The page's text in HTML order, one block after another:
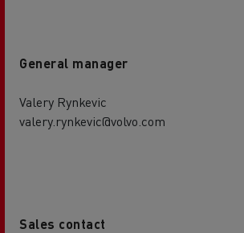
General manager
Valery Rynkevic
valery.rynkevic@volvo.com
Sales contact